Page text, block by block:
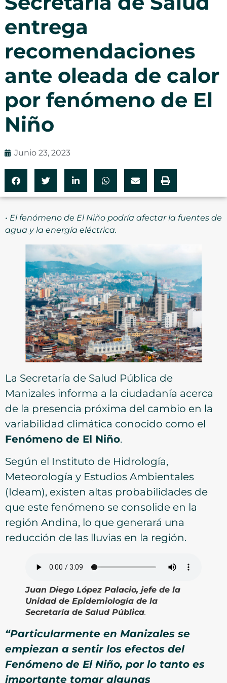
entrega
recomendaciones
ante oleada de calor
por fenómeno de El
Niño
Junio 23, 2023
• El fenómeno de El Niño podría afectar la fuentes de
agua y la energía eléctrica.
La Secretaría de Salud Pública de
Manizales informa a la ciudadanía acerca
de la presencia próxima del cambio en la
variabilidad climática conocido como el
Fenómeno de El Niño.
Según el Instituto de Hidrología,
Meteorología y Estudios Ambientales
(Ideam), existen altas probabilidades de
que este fenómeno se consolide en la
región Andina, lo que generará una
reducción de las lluvias en la región.
Juan Diego López Palacio, jefe de la
Unidad de Epidemiología de la
Secretaría de Salud Pública.
“Particularmente en Manizales se
empiezan a sentir los efectos del
Fenómeno de El Niño, por lo tanto es
importante tomar algunas